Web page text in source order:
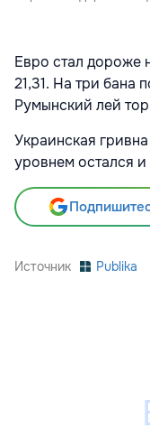
Евро стал дороже
21,31. На три бана
Румынский лей
Украинская
уровнем остался
Источник Publika